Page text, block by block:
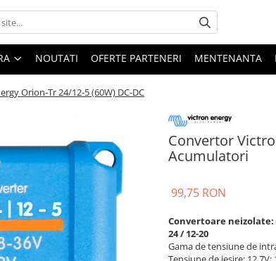
NOUTATI OFERTE PARTENERI MENTENANTA
Orion-Tr 24/12-5 (60W) DC-DC
Convertor
Acumulatori
99,75 RON
Convertoare neizolate:
24 / 12-20
Gama de tensiune de